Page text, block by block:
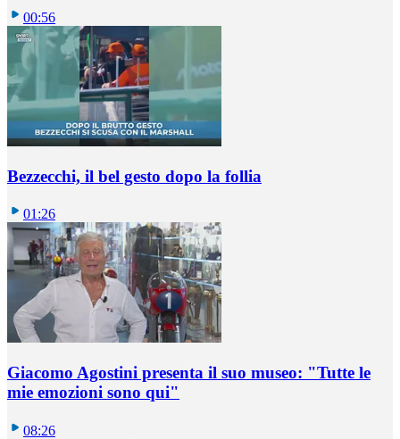
00:56
Bezzecchi, il bel gesto dopo la follia
01:26
Giacomo Agostini presenta il suo museo: "Tutte le
mie emozioni sono qui"
08:26